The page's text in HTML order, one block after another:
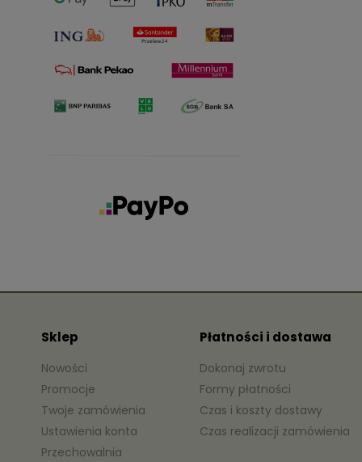
Sklep
Nowości
Promocje
Twoje zamówienia
Ustawienia konta
Przechowalnia
Płatności i dostawa
Dokonaj zwrotu
Formy płatności
Czas i koszty dostawy
Czas realizacji zamówienia